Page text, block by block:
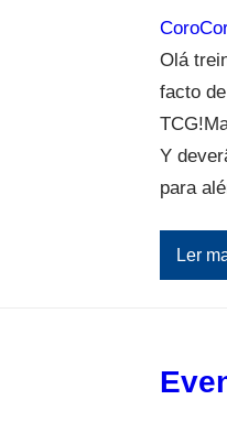
Olá
facto
Y
para
Ler